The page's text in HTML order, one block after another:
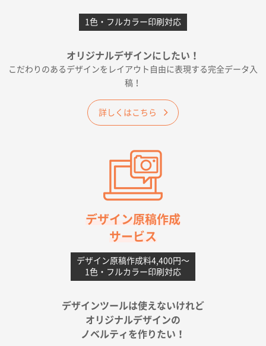
千葉県A社様
2026年06月19日 09:41
価格 大丈夫そうな会社に見えた
大阪府のお客様
A4フルカラークリアファイル1000枚
【ポリ】特別ご注文ページ1000枚
2026年06月08日 17:38
対応の速さ、丁寧さ、提案など
不織布フラットバッグ（A4縦サイズ）1000枚
2026年05月25日 15:10
が決め手です
佐賀県A社様
1色・フルカラー印刷対応
オリジナルデザインにしたい！
こだわりのあるデザインをレイアウト自由に表現する完全データ入
稿！
詳しくはこちら
デザイン原稿作成
サービス
デザイン原稿作成料4,400円〜
1色・フルカラー印刷対応
デザインツールは使えないけれど
オリジナルデザインの
ノベルティを作りたい！